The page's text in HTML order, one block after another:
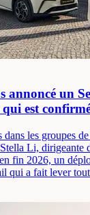
annoncé un
est
dans les groupes
Li,
fin 2026, un
qui a fait lever